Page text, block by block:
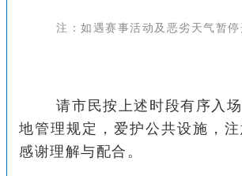
注：如遇赛事活动及恶劣天气暂停
请市民按上述时段有序入
地管理规定，爱护公共设施，注
感谢理解与配合。